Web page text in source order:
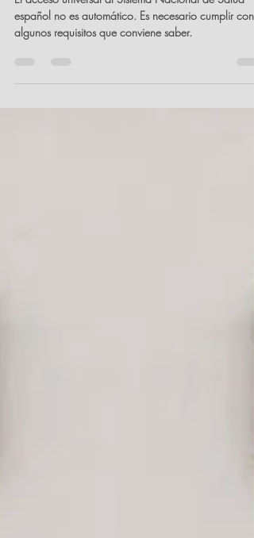
extranjeras de terceros países en
situación irregular
español no es automático. Es necesario cumplir con